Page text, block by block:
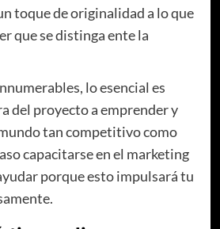
toque de originalidad a lo que
que se distinga ente la
lo esencial es
del proyecto a emprender y
tan competitivo como
capacitarse en el marketing
porque esto impulsará tu